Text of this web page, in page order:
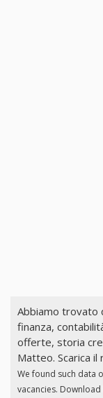
Abbiamo trovato
finanza,
offerte, storia
Matteo. Scarica
We found such data
vacancies.